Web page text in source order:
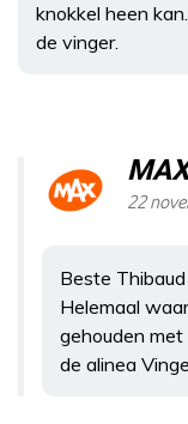
knokkel heen
de vinger.
22
Beste
Helemaal
gehouden
de alinea